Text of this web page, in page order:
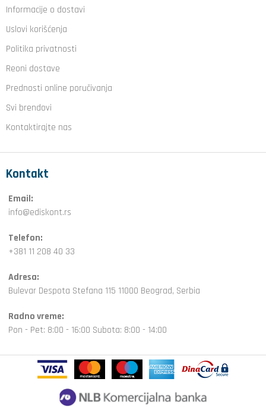
Informacije o dostavi
Uslovi korišćenja
Politika privatnosti
Reoni dostave
Prednosti online poručivanja
Svi brendovi
Kontaktirajte nas
Kontakt
Email:
info@ediskont.rs
Telefon:
+381 11 208 40 33
Adresa:
Bulevar Despota Stefana 115 11000 Beograd, Serbia
Radno vreme:
Pon - Pet: 8:00 - 16:00 Subota: 8:00 - 14:00